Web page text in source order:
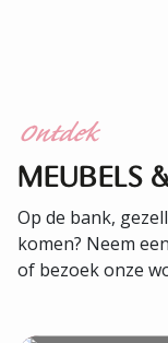
Ontdek
MEUBELS
Op de bank,
komen? Neem
of bezoek onze